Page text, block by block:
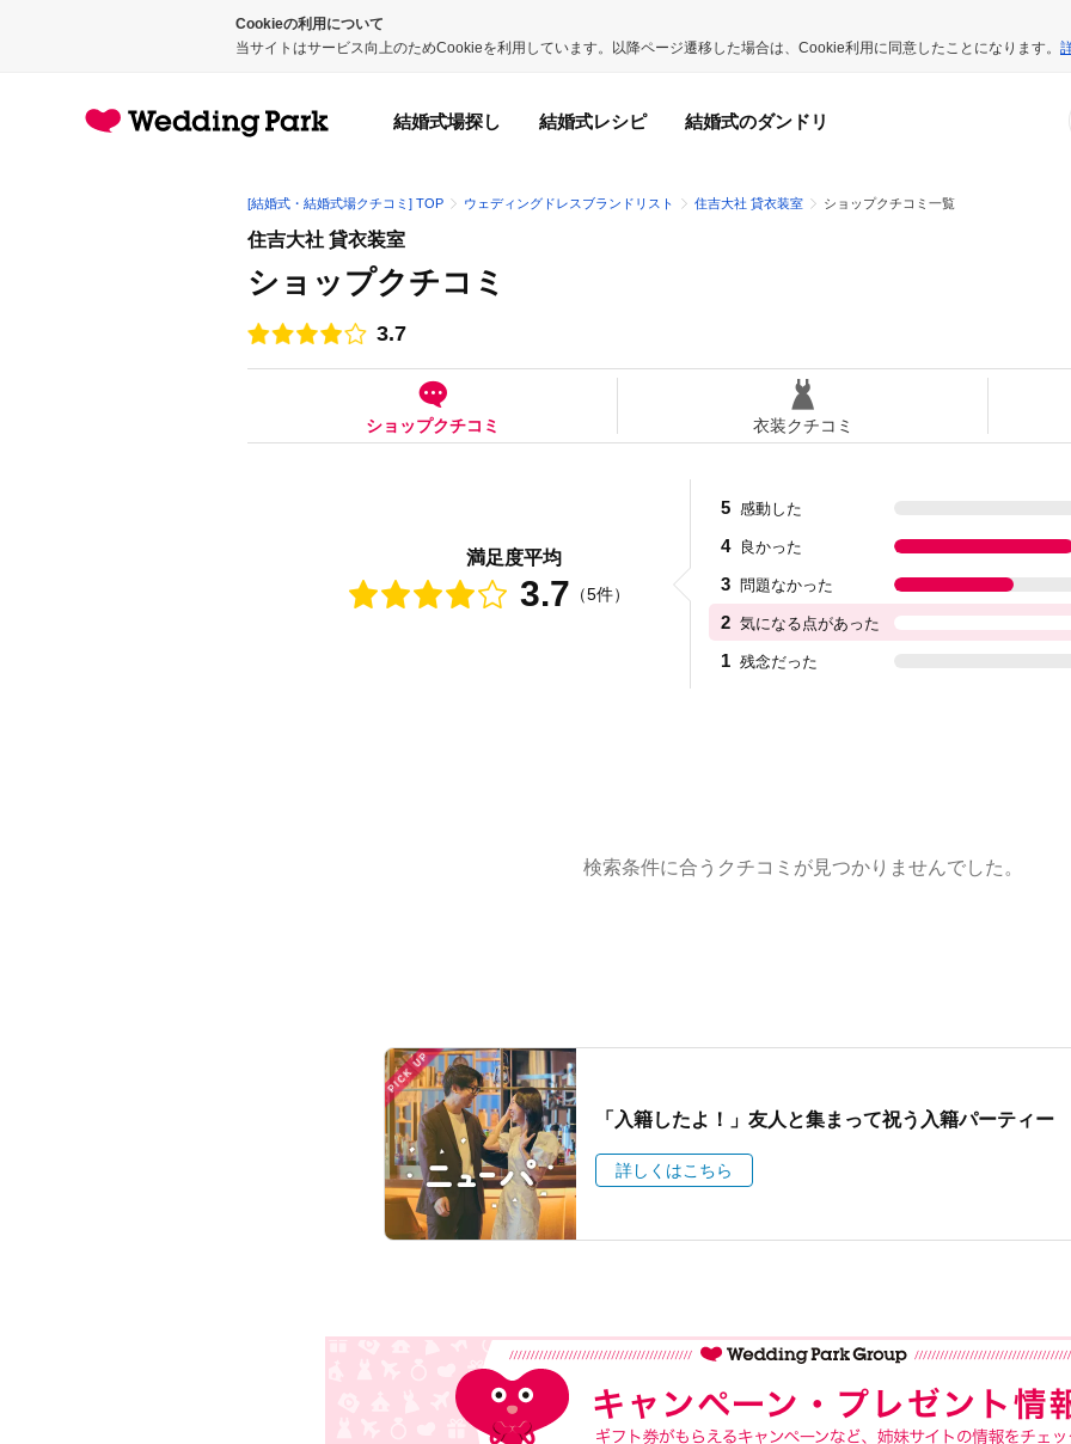
Cookieの利用について
当サイトはサービス向上のためCookieを利用しています。以降ページ遷移した場合は、Cookie利用に同意したことになります。
結婚式場探し 結婚式レシピ 結婚式のダンドリ
[結婚式・結婚式場クチコミ] TOP ウェディングドレスブランドリスト 住吉大社 貸衣装室 ショップクチコミ一覧
住吉大社 貸衣装室
ショップクチコミ
点数
3.7
ショップクチコミ 衣装クチコミ
満足度平均
点数
3.7 （5件）
5 感動した
4 良かった
3 問題なかった
2 気になる点があった
1 残念だった
検索条件に合うクチコミが見つかりませんでした。
PICK UP
「入籍したよ！」友人と集まって祝う入籍パーティー
詳しくはこちら